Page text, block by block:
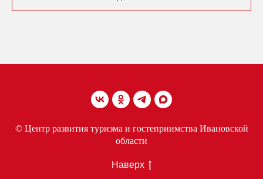
© Центр развития туризма и гостеприимства Ивановской
области
Наверх